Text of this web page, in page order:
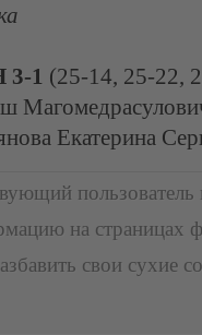
1 (25-14, 25-22,
Екатерина
пользователь
на страницах
свои сухие